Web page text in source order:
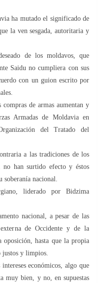
ha mutado el significado de
la ven sesgada, autoritaria y
de los moldavos, que
Saidu no cumpliera con sus
con un guion escrito por
de armas aumentan y
Armadas de Moldavia en
del Tratado del
a las tradiciones de los
no han surtido efecto y éstos
soberanía nacional.
liderado por Bidzima
nacional, a pesar de las
de Occidente y de la
oposición, hasta que la propia
y limpios.
económicos, algo que
muy bien, y no, en supuestas